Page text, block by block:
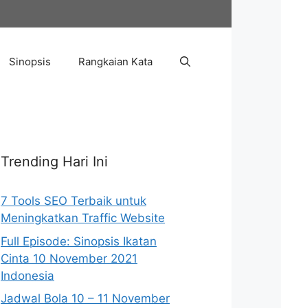
Sinopsis Rangkaian Kata
Trending Hari Ini
7 Tools SEO Terbaik untuk
Meningkatkan Traffic Website
Full Episode: Sinopsis Ikatan
Cinta 10 November 2021
Indonesia
Jadwal Bola 10 – 11 November